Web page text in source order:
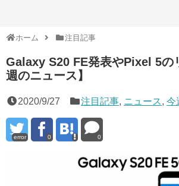
ホーム 注目記事
Galaxy S20 FE発表やPixel 5の
週のニュース】
2020/9/27 注目記事, ニュース,今
error 0 0